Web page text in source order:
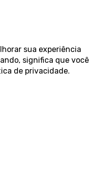
sua experiência
significa que você
de privacidade.